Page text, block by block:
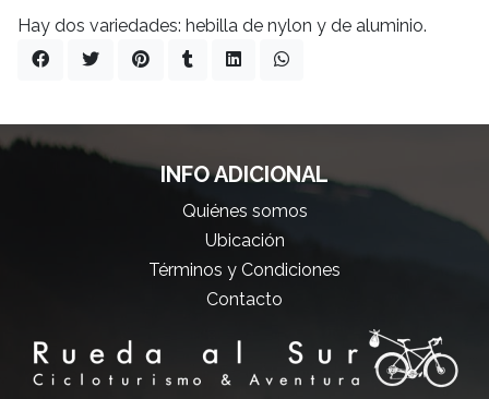
Hay dos variedades: hebilla de nylon y de aluminio.
INFO ADICIONAL
Quiénes somos
Ubicación
Términos y Condiciones
Contacto